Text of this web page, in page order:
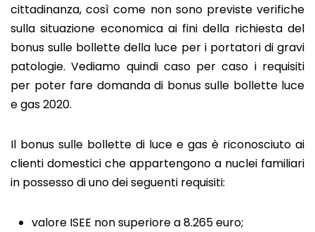
cittadinanza, così come non sono previste verifiche
sulla situazione economica ai fini della richiesta del
bonus sulle bollette della luce per i portatori di gravi
patologie. Vediamo quindi caso per caso i requisiti
per poter fare domanda di bonus sulle bollette luce
e gas 2020.
Il bonus sulle bollette di luce e gas è riconosciuto ai
clienti domestici che appartengono a nuclei familiari
in possesso di uno dei seguenti requisiti:
valore ISEE non superiore a 8.265 euro;